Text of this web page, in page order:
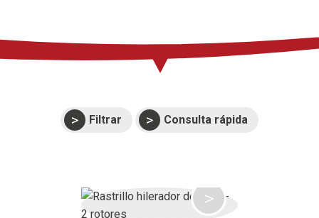
Filtrar Consulta rápida